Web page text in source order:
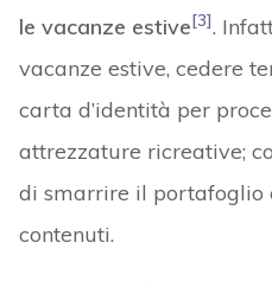
le vacanze estive[3].
vacanze estive, cedere
carta d’identità per
attrezzature ricreative;
di smarrire il portafoglio
contenuti.